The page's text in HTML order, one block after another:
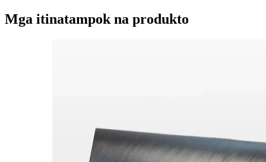
Mga itinatampok na produkto